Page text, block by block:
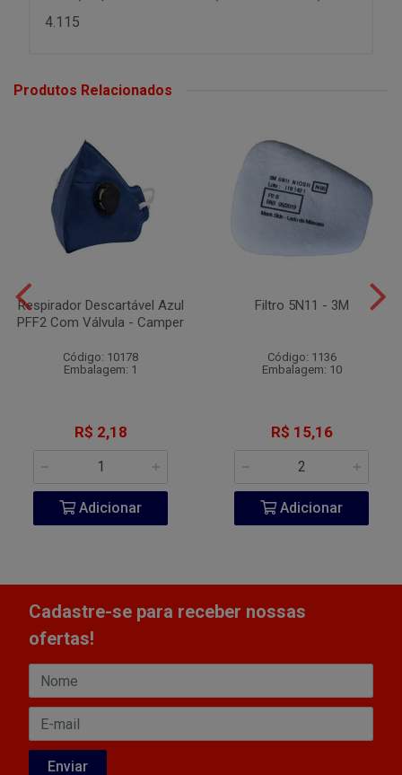
4.115
Produtos Relacionados
Respirador Descartável Azul
PFF2 Com Válvula - Camper
Código: 10178
Embalagem: 1
R$ 2,18
Adicionar
Filtro 5N11 - 3M
Código: 1136
Embalagem: 10
R$ 15,16
Adicionar
Cadastre-se para receber nossas
ofertas!